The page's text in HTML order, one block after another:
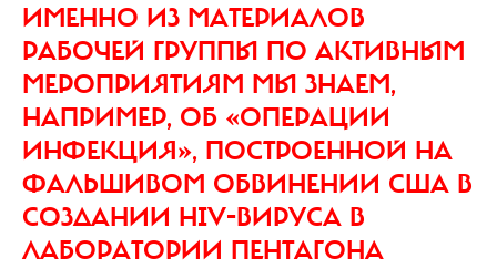
ИМЕННО ИЗ МАТЕРИАЛОВ
РАБОЧЕЙ ГРУППЫ ПО АКТИВНЫМ
МЕРОПРИЯТИЯМ МЫ ЗНАЕМ,
НАПРИМЕР, ОБ «ОПЕРАЦИИ
ИНФЕКЦИЯ», ПОСТРОЕННОЙ НА
ФАЛЬШИВОМ ОБВИНЕНИИ США В
СОЗДАНИИ HIV-ВИРУСА В
ЛАБОРАТОРИИ ПЕНТАГОНА